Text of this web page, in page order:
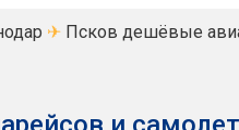
✈ Псков дешёвые